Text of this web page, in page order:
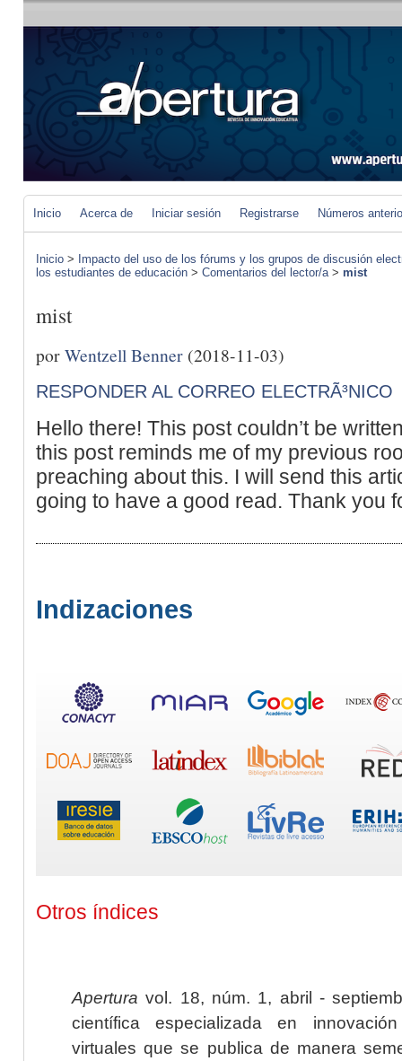
Inicio Acerca de Iniciar sesión Registrarse Números
Inicio > Impacto del uso de los fórums y los grupos de discusión
los estudiantes de educación > Comentarios del lector/a> mist
mist
porWentzell Benner (2018-11-03)
RESPONDER AL CORREO ELECTRÃ³NICO
Hello there! This post couldn’t be
this post reminds me of my previous
preaching about this. I will send this
going to have a good read. Thank you
Indizaciones
Otros índices
Apertura vol. 18, núm. 1, abril -
científica especializada en
virtuales que se publica de manera